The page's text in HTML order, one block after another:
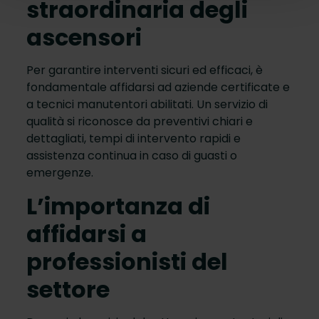
straordinaria degli
ascensori
Per garantire interventi sicuri ed efficaci, è
fondamentale affidarsi ad aziende certificate e
a tecnici manutentori abilitati. Un servizio di
qualità si riconosce da preventivi chiari e
dettagliati, tempi di intervento rapidi e
assistenza continua in caso di guasti o
emergenze.
L’importanza di
affidarsi a
professionisti del
settore